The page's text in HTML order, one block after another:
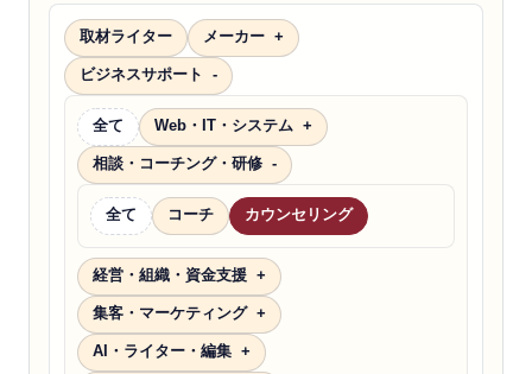
取材ライター メーカー
ビジネスサポート
全て Web・IT・システム
相談・コーチング・研修
全て コーチ カウンセリング
経営・組織・資金支援
集客・マーケティング
AI・ライター・編集